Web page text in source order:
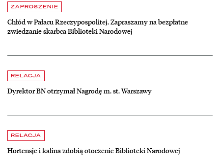
Aktualności
ZAPROSZENIE
Chłód w Pałacu Rzeczypospolitej. Zapraszamy na bezpłatne
zwiedzanie skarbca Biblioteki Narodowej
czytaj więcej o Chłód w Pałacu Rzeczypospolitej. Zapraszamy na
RELACJA
Dyrektor BN otrzymał Nagrodę m. st. Warszawy
czytaj więcej o Dyrektor BN otrzymał Nagrodę m. st. Warszawy
RELACJA
Hortensje i kalina zdobią otoczenie Biblioteki Narodowej
czytaj więcej o Hortensje i kalina zdobią otoczenie Biblioteki